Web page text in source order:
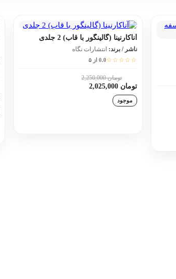
آناکارنینا (گالینگور با قاب) 2 جلدی
ناشر / برند: انتشارات نگاه
☆☆☆☆☆0.0 از ۵
تومان 2,250,000
تومان 2,025,000
موجود